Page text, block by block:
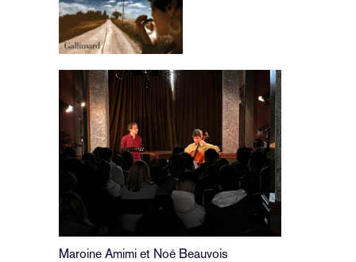
Maroine Amimi et Noé Beauvois